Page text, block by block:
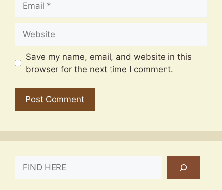
Save my name, email, and website in this
browser for the next time I comment.
SEARCH